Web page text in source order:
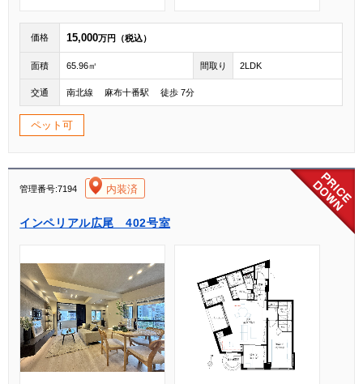
価格 15,000万円（税込）
面積 65.96㎡ 間取り 2LDK
交通 南北線 麻布十番駅 徒歩 7分
ペット可
管理番号:7194 内装済
インペリアル広尾 402号室
[004]